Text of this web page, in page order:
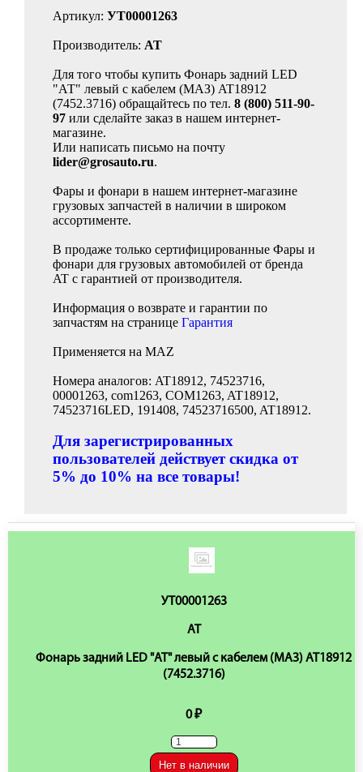
Артикул: УТ00001263
Производитель: AT
Для того чтобы купить Фонарь задний LED
"АТ" левый с кабелем (МАЗ) AT18912
(7452.3716) обращайтесь по тел. 8 (800) 511-90-
97 или сделайте заказ в нашем интернет-
магазине.
Или написать письмо на почту
lider@grosauto.ru.
Фары и фонари в нашем интернет-магазине
грузовых запчастей в наличии в широком
ассортименте.
В продаже только сертифицированные Фары и
фонари для грузовых автомобилей от бренда
AT с гарантией от производителя.
Информация о возврате и гарантии по
запчастям на странице Гарантия
Применяется на MAZ
Номера аналогов: AT18912, 74523716,
00001263, com1263, COM1263, AT18912,
74523716LED, 191408, 74523716500, AT18912.
Для зарегистрированных
пользователей действует скидка от
5% до 10% на все товары!
УТ00001263
AT
Фонарь задний LED "АТ" левый с кабелем (МАЗ) AT18912
(7452.3716)
0 ₽
Нет в наличии